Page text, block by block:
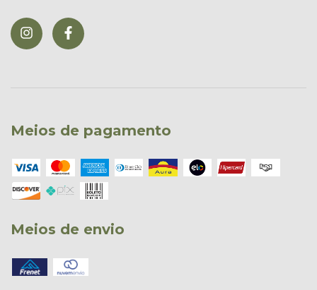
Meios de pagamento
Meios de envio